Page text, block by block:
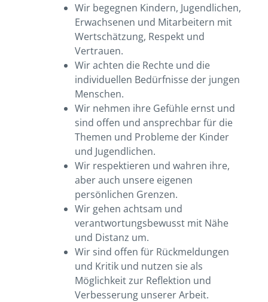
Wir begegnen Kindern, Jugendlichen,
Erwachsenen und Mitarbeitern mit
Wertschätzung, Respekt und
Vertrauen.
Wir achten die Rechte und die
individuellen Bedürfnisse der jungen
Menschen.
Wir nehmen ihre Gefühle ernst und
sind offen und ansprechbar für die
Themen und Probleme der Kinder
und Jugendlichen.
Wir respektieren und wahren ihre,
aber auch unsere eigenen
persönlichen Grenzen.
Wir gehen achtsam und
verantwortungsbewusst mit Nähe
und Distanz um.
Wir sind offen für Rückmeldungen
und Kritik und nutzen sie als
Möglichkeit zur Reflektion und
Verbesserung unserer Arbeit.